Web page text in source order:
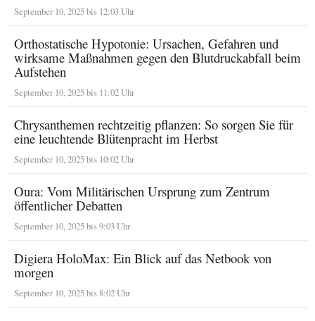
September 10, 2025 bis 12:03 Uhr
Orthostatische Hypotonie: Ursachen, Gefahren und
wirksame Maßnahmen gegen den Blutdruckabfall beim
Aufstehen
September 10, 2025 bis 11:02 Uhr
Chrysanthemen rechtzeitig pflanzen: So sorgen Sie für
eine leuchtende Blütenpracht im Herbst
September 10, 2025 bis 10:02 Uhr
Oura: Vom Militärischen Ursprung zum Zentrum
öffentlicher Debatten
September 10, 2025 bis 9:03 Uhr
Digiera HoloMax: Ein Blick auf das Netbook von
morgen
September 10, 2025 bis 8:02 Uhr